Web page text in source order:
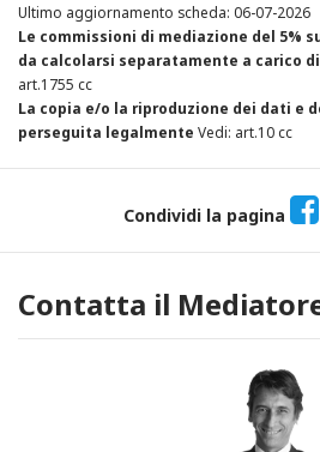
Ultimo aggiornamento scheda: 06-07-2026
Le commissioni di mediazione del 5%
da calcolarsi separatamente a carico
art.1755 cc
La copia e/o la riproduzione dei dati e
perseguita legalmente Vedi: art.10 cc
Condividi la pagina
Contatta il